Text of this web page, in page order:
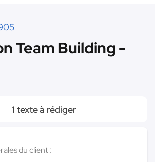
Team Building -
1 texte à rédiger
du client :